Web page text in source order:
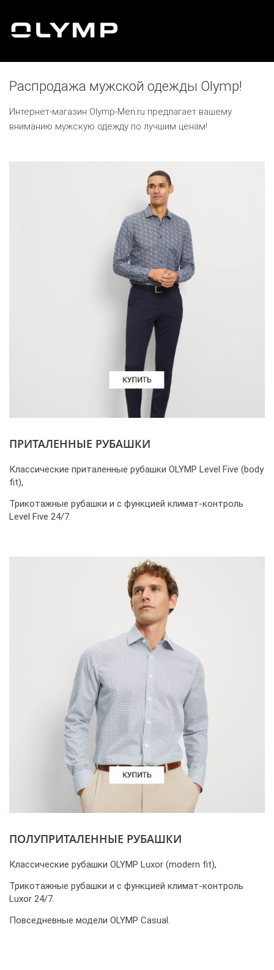
Распродажа мужской одежды Olymp!
Интернет-магазин Olymp-Men.ru предлагает вашему
вниманию мужскую одежду по лучшим ценам!
ПРИТАЛЕННЫЕ РУБАШКИ
Классические приталенные рубашки OLYMP Level Five (body
fit),
Трикотажные рубашки и с функцией климат-контроль
Level Five 24/7.
ПОЛУПРИТАЛЕННЫЕ РУБАШКИ
Классические рубашки OLYMP Luxor (modern fit),
Трикотажные рубашки и с функцией климат-контроль
Luxor 24/7.
Повседневные модели OLYMP Casual.